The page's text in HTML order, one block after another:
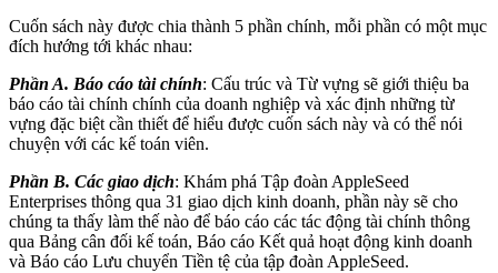
Cuốn sách này được chia thành 5 phần chính, mỗi phần có một mục
đích hướng tới khác nhau:
Phần A. Báo cáo tài chính: Cấu trúc và Từ vựng sẽ giới thiệu ba
báo cáo tài chính chính của doanh nghiệp và xác định những từ
vựng đặc biệt cần thiết để hiểu được cuốn sách này và có thể nói
chuyện với các kế toán viên.
Phần B. Các giao dịch: Khám phá Tập đoàn AppleSeed
Enterprises thông qua 31 giao dịch kinh doanh, phần này sẽ cho
chúng ta thấy làm thế nào để báo cáo các tác động tài chính thông
qua Bảng cân đối kế toán, Báo cáo Kết quả hoạt động kinh doanh
và Báo cáo Lưu chuyển Tiền tệ của tập đoàn AppleSeed.